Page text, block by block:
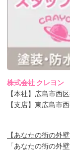
株式会社 クレヨン
【本社】広島市西
【支店】東広島市
【あなたの街の外
「あなたの街の外